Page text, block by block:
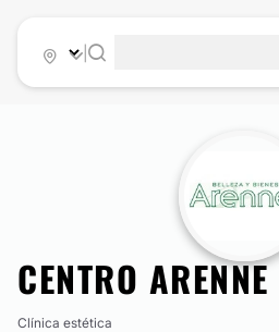
CENTRO ARENNE
Clínica estética